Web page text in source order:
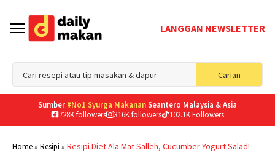
LANGGAN NEWSLETTER
Carian
for:
Sumber #No1 Syurga MakananSeantero Malaysia & Asia
728K followers
316K followers 102.1K Followers
Home» Resipi » Resipi Diet Ala Mat Salleh, Cucumber Yogurt Salad!